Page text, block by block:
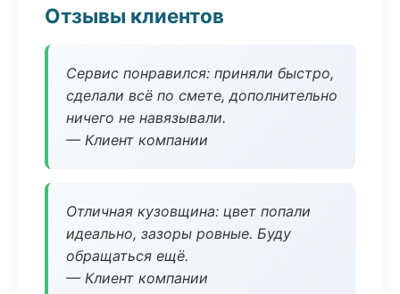
Отзывы клиентов
Сервис понравился: приняли быстро,
сделали всё по смете, дополнительно
ничего не навязывали.
— Клиент компании
Отличная кузовщина: цвет попали
идеально, зазоры ровные. Буду
обращаться ещё.
— Клиент компании